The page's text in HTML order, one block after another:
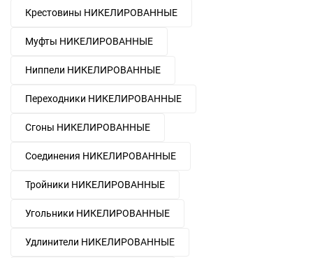
Крестовины НИКЕЛИРОВАННЫЕ
Муфты НИКЕЛИРОВАННЫЕ
Ниппели НИКЕЛИРОВАННЫЕ
Переходники НИКЕЛИРОВАННЫЕ
Сгоны НИКЕЛИРОВАННЫЕ
Соединения НИКЕЛИРОВАННЫЕ
Тройники НИКЕЛИРОВАННЫЕ
Угольники НИКЕЛИРОВАННЫЕ
Удлинители НИКЕЛИРОВАННЫЕ